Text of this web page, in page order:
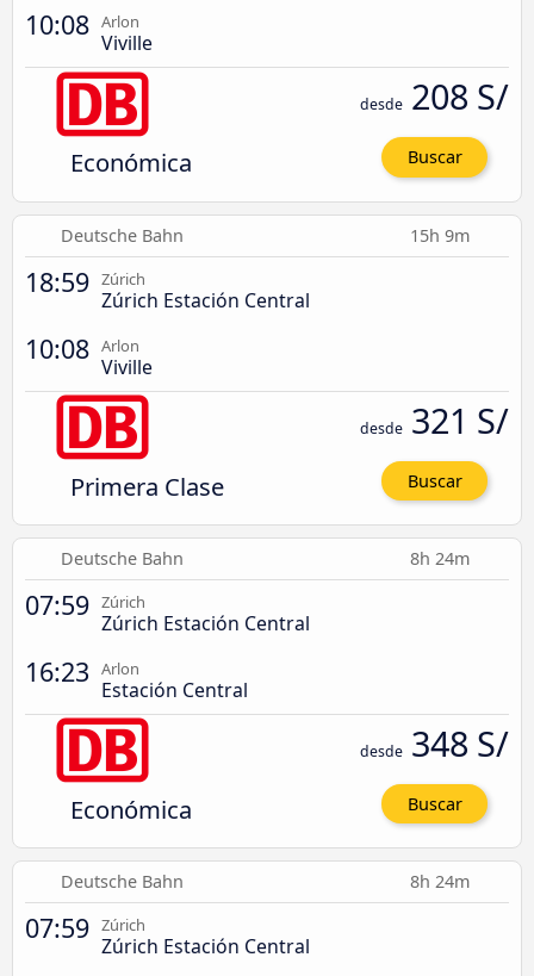
10:08 Arlon
Viville
Económica
desde 208 S/
Buscar
Deutsche Bahn 15h 9m
18:59 Zúrich
Zúrich Estación Central
10:08 Arlon
Viville
Primera Clase
desde 321 S/
Buscar
Deutsche Bahn 8h 24m
07:59 Zúrich
Zúrich Estación Central
16:23 Arlon
Estación Central
Económica
desde 348 S/
Buscar
Deutsche Bahn 8h 24m
07:59 Zúrich
Zúrich Estación Central